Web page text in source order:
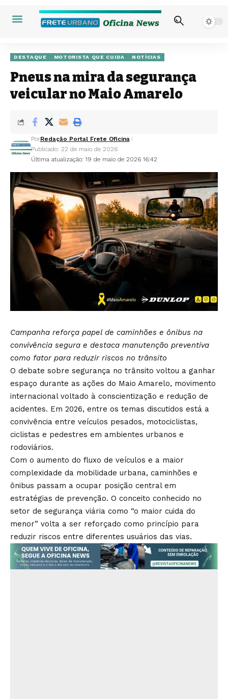
DESTAQUE MOTORISTA QUE CUIDA NOTÍCIAS
Pneus na mira da segurança
veicular no Maio Amarelo
Última atualização: 19 de maio de 2026 16:42
PorRedação Portal Frete Oficina
Publicado: 22 de maio de 2026
Campanha reforça papel de caminhões e ônibus na
convivência segura e destaca manutenção preventiva
como fator para reduzir riscos no trânsito
O debate sobre segurança no trânsito voltou a ganhar
espaço durante as ações do Maio Amarelo, movimento
internacional voltado à conscientização e redução de
acidentes. Em 2026, entre os temas discutidos está a
convivência entre veículos pesados, motociclistas,
ciclistas e pedestres em ambientes urbanos e
rodoviários.
Com o aumento do fluxo de veículos e a maior
complexidade da mobilidade urbana, caminhões e
ônibus passam a ocupar posição central em
estratégias de prevenção. O conceito conhecido no
setor de segurança viária como “o maior cuida do
menor” volta a ser reforçado como princípio para
reduzir riscos entre diferentes usuários das vias.